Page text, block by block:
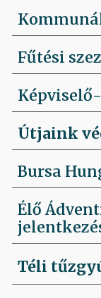
Fűtési
Útjaink
Bursa
Élő
Téli